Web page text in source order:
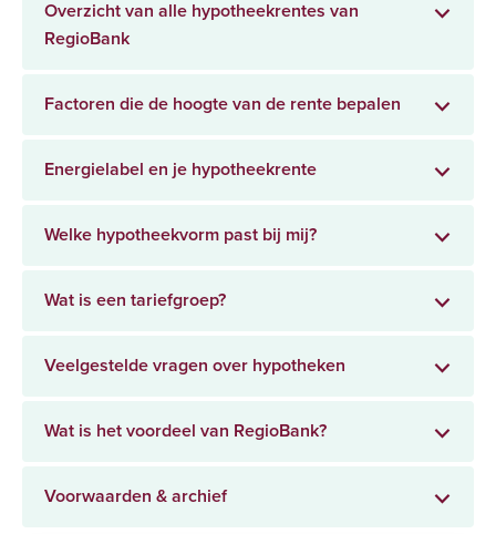
Overzicht van alle hypotheekrentes van
RegioBank
Factoren die de hoogte van de rente bepalen
Energielabel en je hypotheekrente
Welke hypotheekvorm past bij mij?
Wat is een tariefgroep?
Veelgestelde vragen over hypotheken
Wat is het voordeel van RegioBank?
Voorwaarden & archief